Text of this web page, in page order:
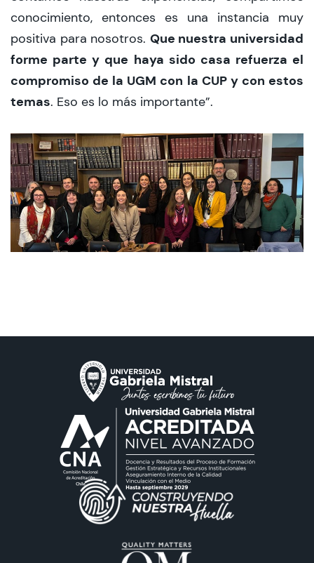
conocimiento, entonces es una instancia muy
positiva para nosotros. Que nuestra universidad
forme parte y que haya sido casa refuerza el
compromiso de la UGM con la CUP y con estos
temas. Eso es lo más importante”.